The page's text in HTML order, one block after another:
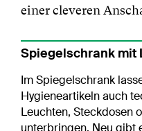
einer cleveren
Spiegelschrank mit
Im Spiegelschrank
Hygieneartikeln auch
Leuchten, Steckdosen
unterbringen. Neu gibt